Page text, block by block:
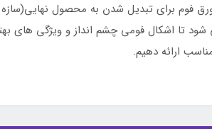
فوم برای تبدیل شدن به محصول نهایی(سازه
تا اشکال فومی چشم انداز و ویژگی های
ارائه دهیم.